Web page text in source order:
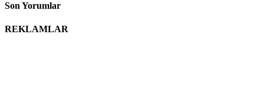
Son Yorumlar
REKLAMLAR